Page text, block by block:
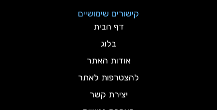
קישורים שימושיים
דף הבית
בלוג
אודות האתר
להצטרפות לאתר
יצירת קשר